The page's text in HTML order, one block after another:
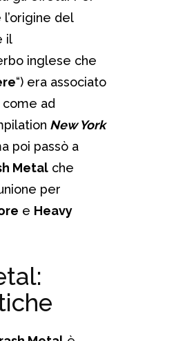
del
il
inglese che
“) era associato
come ad
New York
poi passò a
Metal che
per
e Heavy